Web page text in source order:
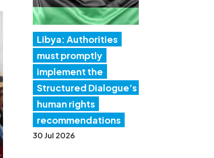
Libya: Authorities
must promptly
implement the
Structured Dialogue’s
human rights
recommendations
30 Jul 2026